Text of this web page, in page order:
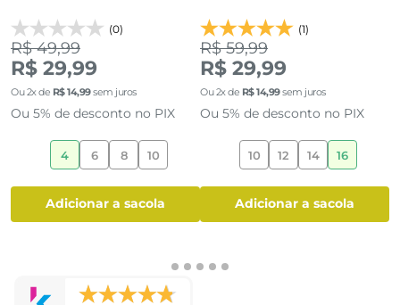
(0)
R$ 49,99
R$ 29,99
Ou2x de R$14,99sem juros
Ou 5% de desconto no PIX
4 6 8 10
adicionar a sacola
(1)
R$ 59,99
R$ 29,99
Ou2x de R$14,99sem juros
Ou 5% de desconto no PIX
10 12 14 16
adicionar a sacola